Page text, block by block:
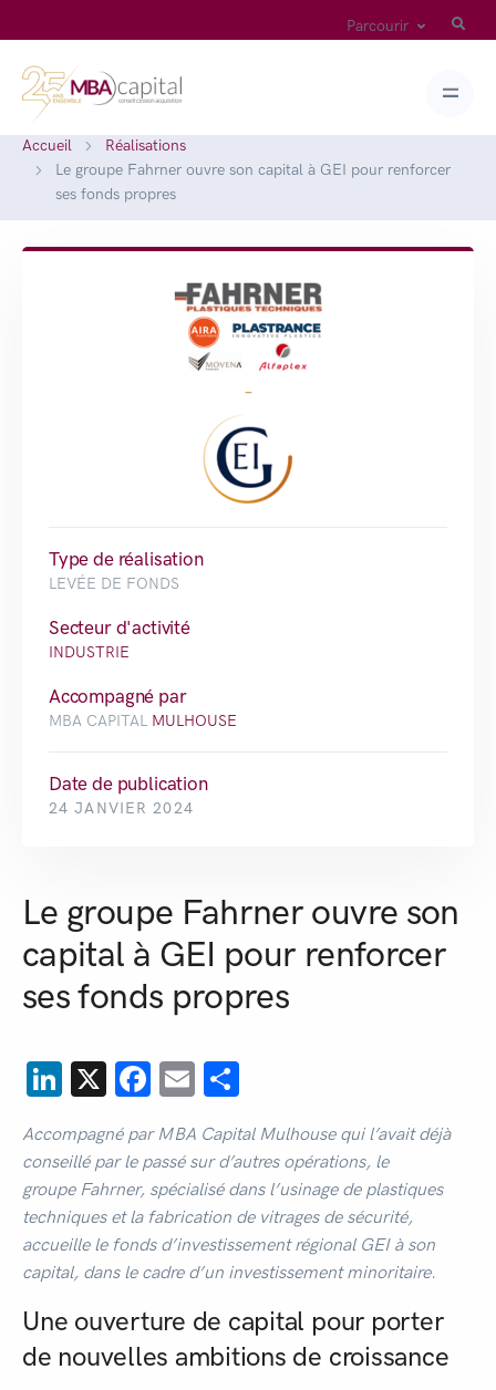
Parcourir
Accueil
Réalisations
Le groupe Fahrner ouvre son capital à GEI pour renforcer
ses fonds propres
-
Type de réalisation
LEVÉE DE FONDS
Secteur d'activité
INDUSTRIE
Accompagné par
MBA CAPITAL MULHOUSE
Date de publication
24 JANVIER 2024
Le groupe Fahrner ouvre son
capital à GEI pour renforcer
ses fonds propres
LinkedIn
X Facebook
Email
Accompagné par MBA Capital Mulhouse qui l’avait déjà
conseillé par le passé sur d’autres opérations, le
groupe Fahrner, spécialisé dans l’usinage de plastiques
techniques et la fabrication de vitrages de sécurité,
accueille le fonds d’investissement régional GEI à son
capital, dans le cadre d’un investissement minoritaire.
Une ouverture de capital pour porter
de nouvelles ambitions de croissance